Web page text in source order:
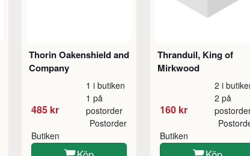
Thorin Oakenshield and
Company
485 kr
1 i butiken
1 på
postorder
Butiken
Postorder
Thranduil, King of
Mirkwood
160 kr
2 i
2 på
Butiken